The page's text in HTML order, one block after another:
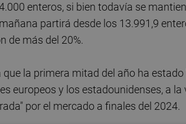
enteros, si bien todavía se
partirá desde los 13.991,9
de más del 20%.
que la primera mitad del año ha
europeos y los estadounidenses, a
por el mercado a finales del 2024.